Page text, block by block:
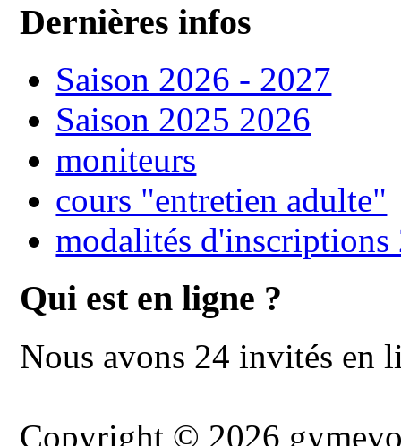
Dernières infos
Saison 2026 - 2027
Saison 2025 2026
moniteurs
cours "entretien adulte"
modalités d'inscriptions
Qui est en ligne ?
Nous avons 24 invités en
Copyright © 2026